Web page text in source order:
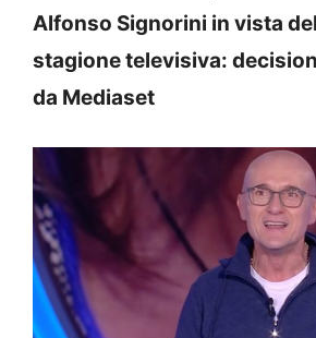
Alfonso Signorini in vista
stagione televisiva:
da Mediaset